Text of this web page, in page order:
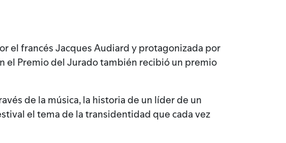
el francés Jacques Audiard y protagonizada por
el Premio del Jurado también recibió un premio
de la música, la historia de un líder de un
el tema de la transidentidad que cada vez